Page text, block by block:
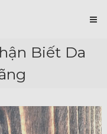
Biết Da